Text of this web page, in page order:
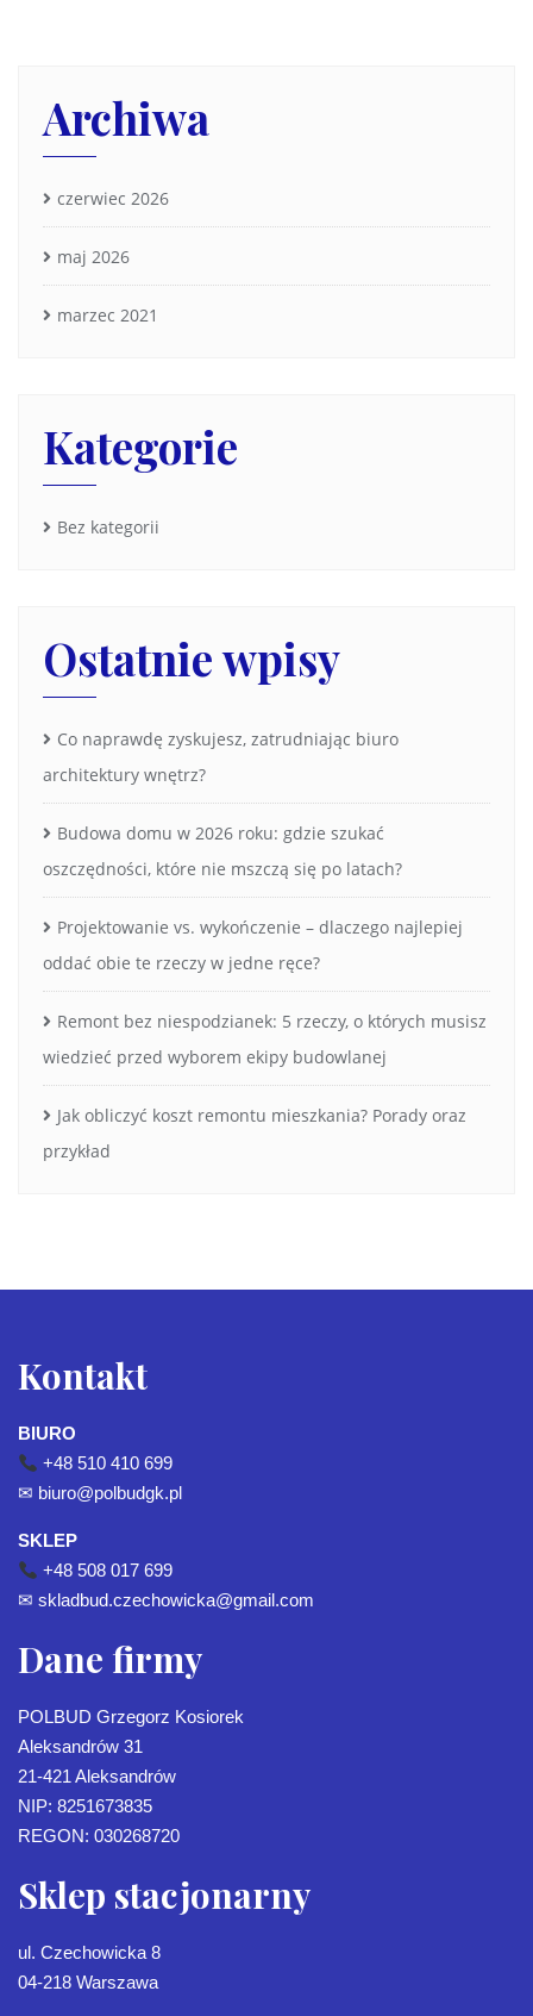
Archiwa
czerwiec 2026
maj 2026
marzec 2021
Kategorie
Bez kategorii
Ostatnie wpisy
Co naprawdę zyskujesz, zatrudniając biuro
architektury wnętrz?
Budowa domu w 2026 roku: gdzie szukać
oszczędności, które nie mszczą się po latach?
Projektowanie vs. wykończenie – dlaczego najlepiej
oddać obie te rzeczy w jedne ręce?
Remont bez niespodzianek: 5 rzeczy, o których musisz
wiedzieć przed wyborem ekipy budowlanej
Jak obliczyć koszt remontu mieszkania? Porady oraz
przykład
Kontakt
BIURO
+48 510 410 699
✉ biuro@polbudgk.pl
SKLEP
+48 508 017 699
✉ skladbud.czechowicka@gmail.com
Dane firmy
POLBUD Grzegorz Kosiorek
Aleksandrów 31
21-421 Aleksandrów
NIP: 8251673835
REGON: 030268720
Sklep stacjonarny
ul. Czechowicka 8
04-218 Warszawa